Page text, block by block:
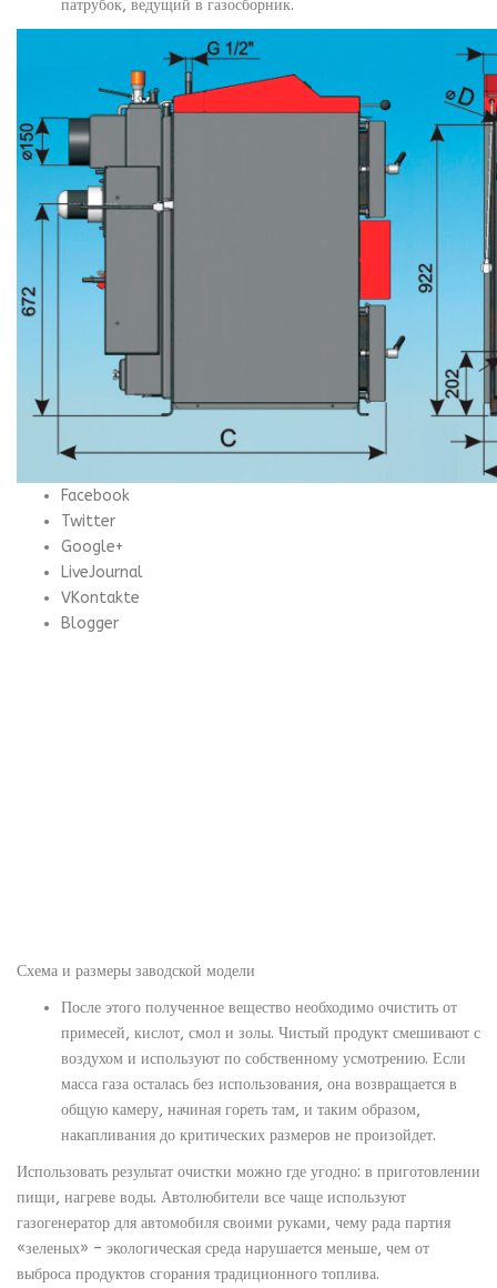
патрубок, ведущий в газосборник.
Facebook
Twitter
Google+
LiveJournal
VKontakte
Blogger
Схема и размеры заводской модели
После этого полученное вещество необходимо очистить от
примесей, кислот, смол и золы. Чистый продукт смешивают с
воздухом и используют по собственному усмотрению. Если
масса газа осталась без использования, она возвращается в
общую камеру, начиная гореть там, и таким образом,
накапливания до критических размеров не произойдет.
Использовать результат очистки можно где угодно: в приготовлении
пищи, нагреве воды. Автолюбители все чаще используют
газогенератор для автомобиля своими руками, чему рада партия
«зеленых» – экологическая среда нарушается меньше, чем от
выброса продуктов сгорания традиционного топлива.